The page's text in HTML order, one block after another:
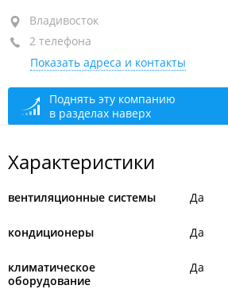
Владивосток
+7 (423) 200-88-90
+7 908 991-09-99
сегодня закрыто
Владивосток
2 телефона
Показать адреса и контакты
Поднять эту компанию
в разделах наверх
Характеристики
вентиляционные системы Да
кондиционеры Да
климатическое
оборудование
Да